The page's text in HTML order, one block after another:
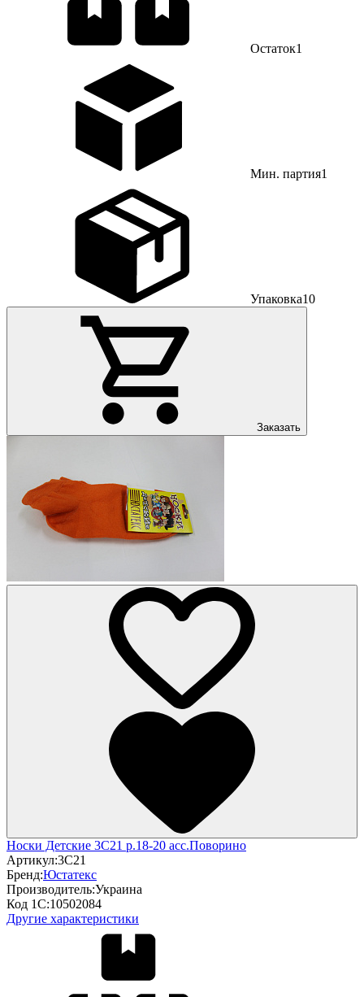
Остаток1
Мин. партия1
Упаковка10
Заказать
Носки Детские 3С21 р.18-20 асс.Поворино
Артикул:3С21
Бренд:Юстатекс
Производитель:Украина
Код 1С:10502084
Другие характеристики